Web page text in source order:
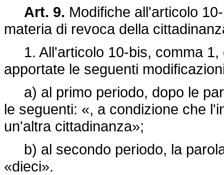
Art. 9. Modifiche all'articolo
materia di revoca della
1. All'articolo 10-bis, comma
apportate le seguenti
a) al primo periodo, dopo le
le seguenti: «, a condizione che
un'altra cittadinanza»;
b) al secondo periodo, la
«dieci».